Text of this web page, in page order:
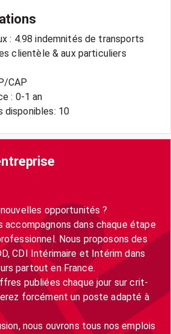
: 4.98 indemnités de transports
clientèle & aux particuliers
CAP
: 0-1 an
disponibles: 10
opportunités ?
accompagnons dans chaque étape
Nous proposons des
CDI Intérimaire et Intérim dans
partout en France.
publiées chaque jour sur crit-
forcément un poste adapté à
nous ouvrons tous nos emplois